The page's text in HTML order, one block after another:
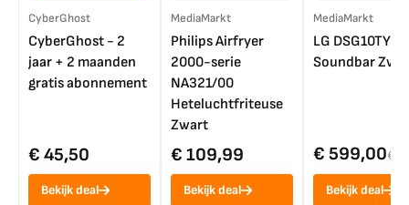
CyberGhost
CyberGhost - 2
jaar + 2 maanden
gratis abonnement
€ 45,50
Bekijk deal
MediaMarkt
Philips Airfryer
2000-serie
NA321/00
Heteluchtfriteuse
Zwart
€ 109,99
Bekijk deal
MediaMarkt
LG DSG10TY
Soundbar
€ 599,00€
Bekijk deal